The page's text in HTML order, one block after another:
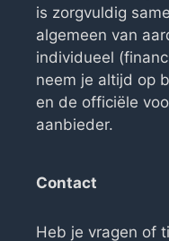
is zorgvuldig
algemeen van
individueel
neem je altijd op
en de officiële
aanbieder.
Contact
Heb je vragen of